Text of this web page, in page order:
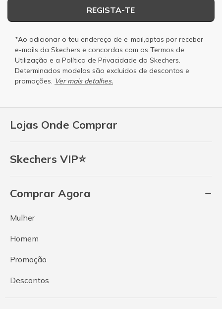
Lojas Onde Comprar
Skechers VIP⭐
Comprar Agora
Mulher
Homem
Promoção
Descontos
REGISTA-TE
*Ao adicionar o teu endereço de e-mail,optas por receber
e-mails da Skechers e concordas com os Termos de
Utilização e a Política de Privacidade da Skechers.
Determinados modelos são excluidos de descontos e
promoções. Ver mais detalhes.